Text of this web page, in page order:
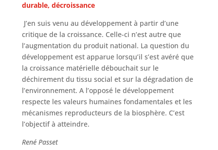
durable, décroissance
J’en suis venu au développement à partir d’une
critique de la croissance. Celle-ci n’est autre que
l’augmentation du produit national. La question du
développement est apparue lorsqu’il s’est avéré que
la croissance matérielle débouchait sur le
déchirement du tissu social et sur la dégradation de
l’environnement. A l’opposé le développement
respecte les valeurs humaines fondamentales et les
mécanismes reproducteurs de la biosphère. C’est
l’objectif à atteindre.
René Passet